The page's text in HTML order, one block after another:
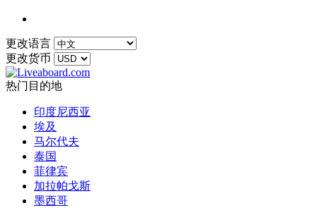
更改语言
更改货币
热门目的地
印度尼西亚
埃及
马尔代夫
泰国
菲律宾
加拉帕戈斯
墨西哥